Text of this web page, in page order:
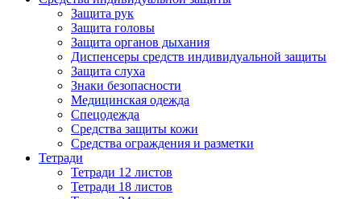
Защита рук
Защита головы
Защита органов дыхания
Диспенсеры средств индивидуальной защиты
Защита слуха
Знаки безопасности
Медицинская одежда
Спецодежда
Средства защиты кожи
Средства ограждения и разметки
Тетради
Тетради 12 листов
Тетради 18 листов